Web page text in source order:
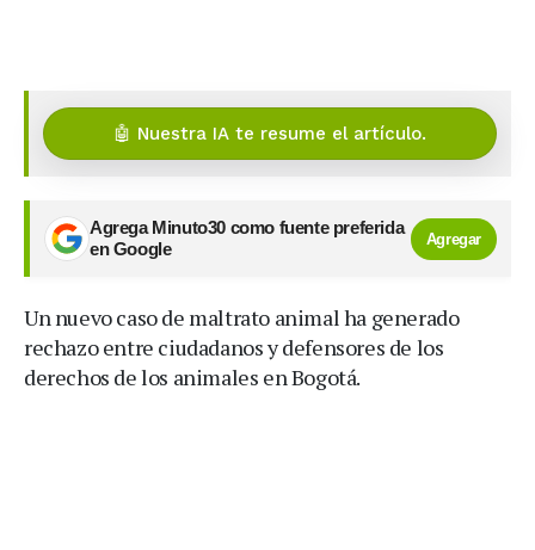
🤖 Nuestra IA te resume el artículo.
Agrega Minuto30 como fuente preferida
en Google
Agregar
Un nuevo caso de maltrato animal ha generado
rechazo entre ciudadanos y defensores de los
derechos de los animales en Bogotá.